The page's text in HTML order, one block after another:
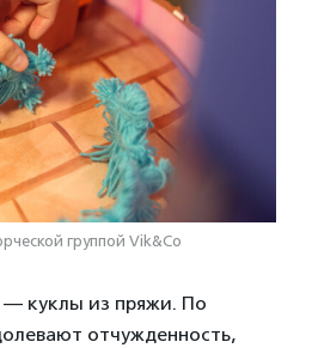
группой Vik&Co
куклы из пряжи. По
отчужденность,